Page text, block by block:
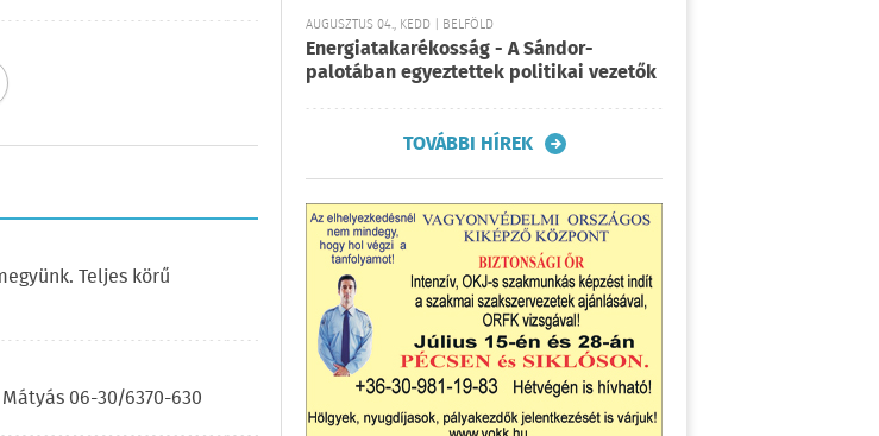
Teljes körű
06-30/6370-630
AUGUSZTUS 04., KEDD | BELFÖLD
Energiatakarékosság - A Sándor-
palotában egyeztettek politikai vezetők
TOVÁBBI HÍREK